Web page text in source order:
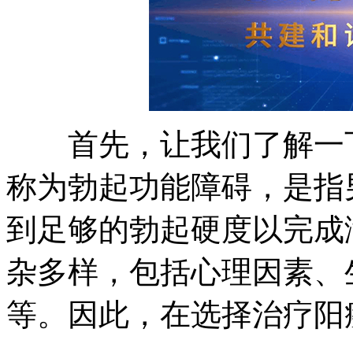
首先，让我们了解一
称为勃起功能障碍，是
到足够的勃起硬度以完
杂多样，包括心理因素
等。因此，在选择治疗